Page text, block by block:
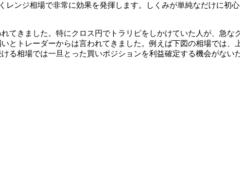
ンジ相場で非常に効果を発揮します。しくみが単純なだけに初
てきました。特にクロス円でトラリピをしかけていた人が、急な
とトレーダーからは言われてきました。例えば下図の相場では、
る相場では一旦とった買いポジションを利益確定する機会がない